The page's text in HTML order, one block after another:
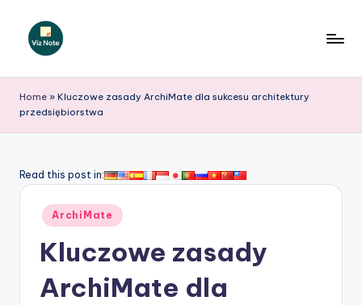
iz
N
t
Home » Kluczowe zasady ArchiMate dla sukcesu architektury
przedsiębiorstwa
Read this post in:
Posted
in
ArchiMate
Kluczowe zasady
ArchiMate dla